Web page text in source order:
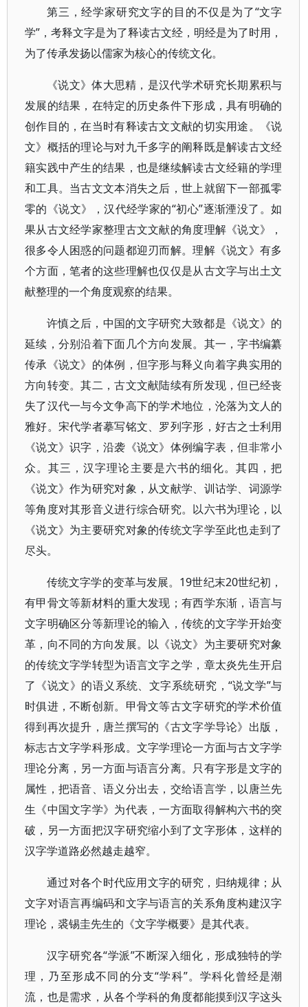
第三，经学家研究文字的目的不仅是为了“文字
学”，考释文字是为了释读古文经，明经是为了时用，
为了传承发扬以儒家为核心的传统文化。
《说文》体大思精，是汉代学术研究长期累积与
发展的结果，在特定的历史条件下形成，具有明确的
创作目的，在当时有释读古文文献的切实用途。《说
文》概括的理论与对九千多字的阐释既是解读古文经
籍实践中产生的结果，也是继续解读古文经籍的学理
和工具。当古文文本消失之后，世上就留下一部孤零
零的《说文》，汉代经学家的“初心”逐渐湮没了。如
果从古文经学家整理古文文献的角度理解《说文》，
很多令人困惑的问题都迎刃而解。理解《说文》有多
个方面，笔者的这些理解也仅仅是从古文字与出土文
献整理的一个角度观察的结果。
许慎之后，中国的文字研究大致都是《说文》的
延续，分别沿着下面几个方向发展。其一，字书编纂
传承《说文》的体例，但字形与释义向着字典实用的
方向转变。其二，古文文献陆续有所发现，但已经丧
失了汉代一与今文争高下的学术地位，沦落为文人的
雅好。宋代学者摹写铭文、罗列字形，好古之士利用
《说文》识字，沿袭《说文》体例编字表，但非常小
众。其三，汉字理论主要是六书的细化。其四，把
《说文》作为研究对象，从文献学、训诂学、词源学
等角度对其形音义进行综合研究。以六书为理论，以
《说文》为主要研究对象的传统文字学至此也走到了
尽头。
传统文字学的变革与发展。19世纪末20世纪初，
有甲骨文等新材料的重大发现；有西学东渐，语言与
文字明确区分等新理论的输入，传统的文字学开始变
革，向不同的方向发展。以《说文》为主要研究对象
的传统文字学转型为语言文字之学，章太炎先生开启
了《说文》的语义系统、文字系统研究，“说文学”与
时俱进，不断创新。甲骨文等古文字研究的学术价值
得到再次提升，唐兰撰写的《古文字学导论》出版，
标志古文字学科形成。文字学理论一方面与古文字学
理论分离，另一方面与语言分离。只有字形是文字的
属性，把语音、语义分出去，交给语言学，以唐兰先
生《中国文字学》为代表，一方面取得解构六书的突
破，另一方面把汉字研究缩小到了文字形体，这样的
汉字学道路必然越走越窄。
通过对各个时代应用文字的研究，归纳规律；从
文字对语言再编码和文字与语言的关系角度构建汉字
理论，裘锡圭先生的《文字学概要》是其代表。
汉字研究各“学派”不断深入细化，形成独特的学
理，乃至形成不同的分支“学科”。学科化曾经是潮
流，也是需求，从各个学科的角度都能摸到汉字这头